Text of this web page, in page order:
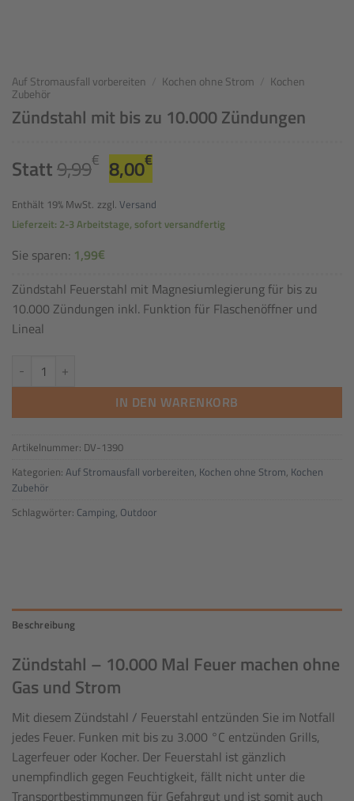
Auf Stromausfall vorbereiten Kochen ohne Strom
Kochen
Zubehör
Zündstahl mit bis zu 10.000 Zündungen
Statt9,99€ Ursprünglicher
Preis
war:
9,99€
8,00€Aktueller
Preis
ist:
8,00€.
Enthält 19% MwSt. zzgl. Versand
Lieferzeit: 2-3 Arbeitstage, sofort versandfertig
Sie sparen: 1,99€
Zündstahl Feuerstahl mit Magnesiumlegierung für bis zu
10.000 Zündungen inkl. Funktion für Flaschenöffner und
Lineal
Zündstahl mit bis zu 10.000 Zündungen Menge
IN DEN WARENKORB
Artikelnummer: DV-1390
Kategorien: Auf Stromausfall vorbereiten, Kochen ohne Strom, Kochen
Zubehör
Schlagwörter: Camping, Outdoor
Beschreibung
Zündstahl – 10.000 Mal Feuer machen ohne
Gas und Strom
Mit diesem Zündstahl / Feuerstahl entzünden Sie im Notfall
jedes Feuer. Funken mit bis zu 3.000 °C entzünden Grills,
Lagerfeuer oder Kocher. Der Feuerstahl ist gänzlich
unempfindlich gegen Feuchtigkeit, fällt nicht unter die
Transportbestimmungen für Gefahrgut und ist somit auch